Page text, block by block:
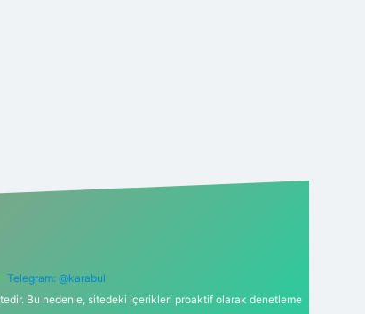
Telegram: @karabul
Bu nedenle, sitedeki içerikleri proaktif olarak denetleme